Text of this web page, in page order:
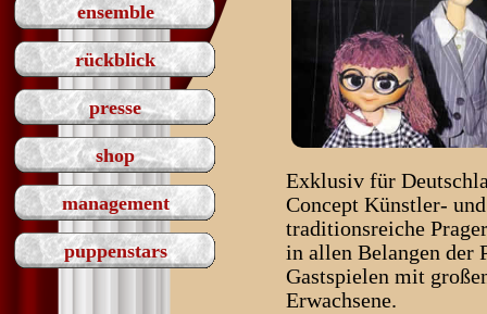
ensemble
rückblick
presse
shop
management
puppenstars
Exklusiv für
Concept Künstler-
traditionsreiche
in allen Belangen der
Gastspielen mit
Erwachsene.